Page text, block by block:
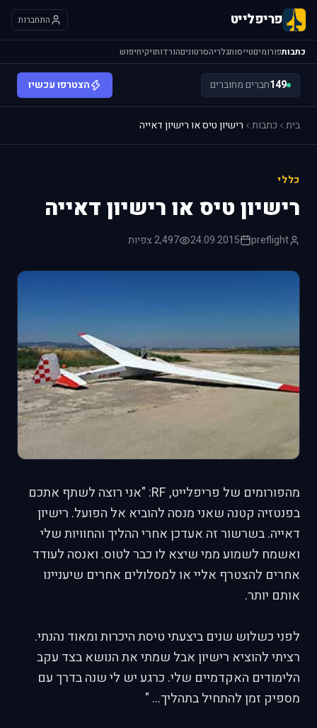
פריפלייט התחברות
כתבותפורומיםטייסותגלריהסרטוניםהורדותויקיחיפוש
149חברים מחוברים הצטרפו עכשיו
בית כתבות רישיון טיס או רישיון דאייה
כללי
רישיון טיס או רישיון דאייה
preflight
24.09.2015 2,497 צפיות
מהפורומים של פריפלייט,RF: "אני רוצה לשתף אתכם
בפנטזיה קטנה שאני מנסה להוביא אל הפועל. רישיון
דאייה. בשרשור זה אעדכן אחרי ההליך והחוויות שלי
ואשמח לשמוע ממי שיצא לו כבר לטוס. ואנסה לעודד
אחרים להצטרף אליי או למסלולים אחרים שיעניינו
אותם יותר.
לפני כשלוש שנים ביצעתי טיסת היכרות ומאוד נהנתי.
רציתי להוציא רישיון אבל שמתי את הנושא בצד עקב
הלימודים האקדמיים שלי. כרגע יש לי שנה בדרך עם
מספיק זמן להתחיל בתהליך... "